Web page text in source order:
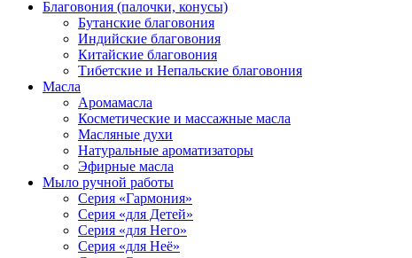
Благовония (палочки, конусы)
Бутанские благовония
Индийские благовония
Китайские благовония
Тибетские и Непальские благовония
Масла
Аромамасла
Косметические и массажные масла
Масляные духи
Натуральные ароматизаторы
Эфирные масла
Мыло ручной работы
Серия «Гармония»
Серия «для Детей»
Серия «для Него»
Серия «для Неё»